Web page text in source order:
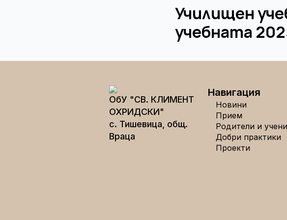
Училищен
учебната
ОбУ "СВ. КЛИМЕНТ
ОХРИДСКИ"
с. Тишевица, общ.
Враца
Навигация
Новини
Прием
Родители и
Добри практики
Проекти